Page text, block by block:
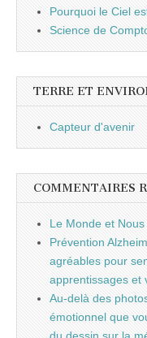
Pourquoi le Ciel
Science de
TERRE ET
Capteur d'avenir
COMMENTAIRES
Le Monde et Nous
Prévention
agréables pour
apprentissages et
Au-delà des
émotionnel que
du dessin sur la